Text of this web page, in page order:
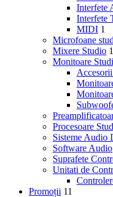
Interfete
Interfete
MIDI 1
Microfoane
Mixere Studio
Monitoare
Procesoare
Sisteme Audio
Software Audio
Suprafete
Unitati de
Promoții 11